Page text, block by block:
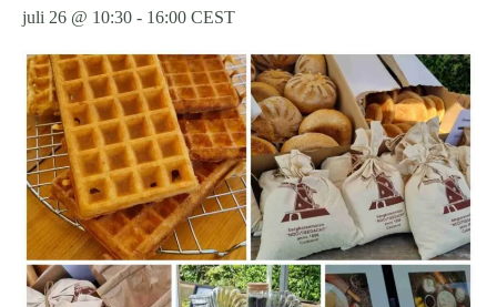
juli 26 @ 10:30 - 16:00 CEST